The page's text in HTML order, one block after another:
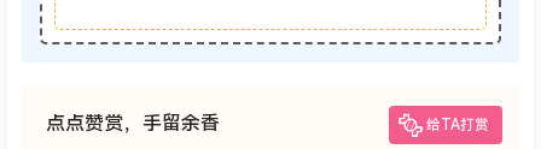
点点赞赏，手留余香 给TA打赏